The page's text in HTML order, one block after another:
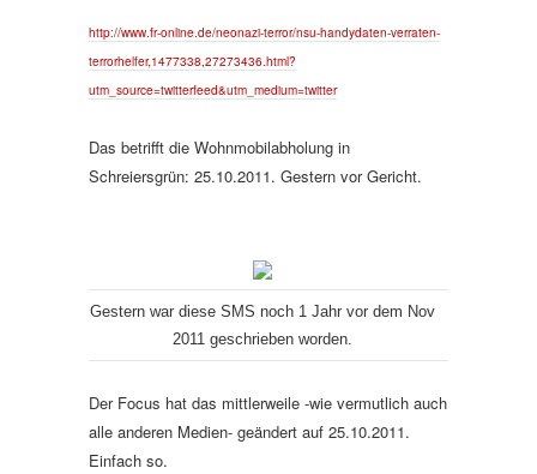
http://www.fr-online.de/neonazi-terror/nsu-handydaten-verraten-
terrorhelfer,1477338,27273436.html?
utm_source=twitterfeed&utm_medium=twitter
Das betrifft die Wohnmobilabholung in
Schreiersgrün: 25.10.2011. Gestern vor Gericht.
Gestern war diese SMS noch 1 Jahr vor dem Nov
2011 geschrieben worden.
Der Focus hat das mittlerweile -wie vermutlich auch
alle anderen Medien- geändert auf 25.10.2011.
Einfach so.